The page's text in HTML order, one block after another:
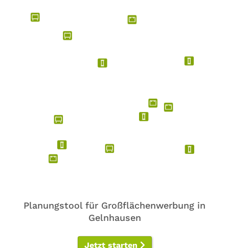
Planungstool für Großflächenwerbung in
Gelnhausen
Jetzt starten